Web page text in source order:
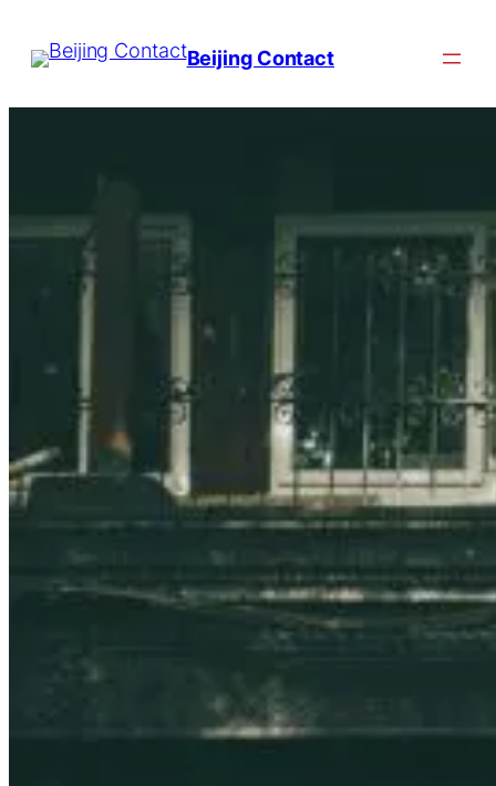
Beijing Contact